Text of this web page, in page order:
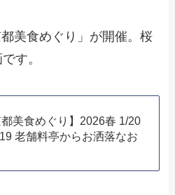
美食めぐり」が開催。桜
す。
都美食めぐり】2026春 1/20
老舗料亭からお洒落なお